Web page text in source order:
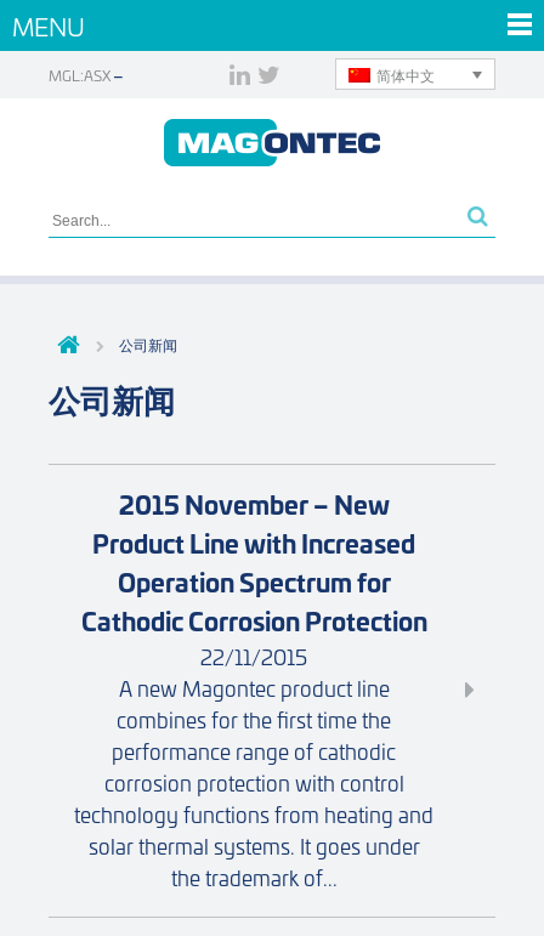
MENU
简体中文
MGL:ASX
公司新闻
公司新闻
2015 November – New
Product Line with Increased
Operation Spectrum for
Cathodic Corrosion Protection
22/11/2015
A new Magontec product line
combines for the first time the
performance range of cathodic
corrosion protection with control
technology functions from heating and
solar thermal systems. It goes under
the trademark of...